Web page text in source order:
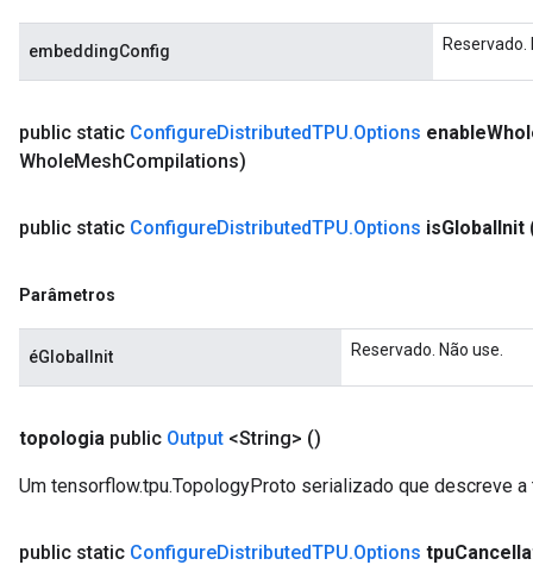
embeddingConfig Reservado.
public static ConfigureDistributedTPU.Options enable
WholeMeshCompilations)
public static ConfigureDistributedTPU.Options isGlobalInit
Parâmetros
éGlobalInit Reservado. Não use.
topologia public Output <String> ()
Um tensorflow.tpu.TopologyProto serializado que descreve a
public static ConfigureDistributedTPU.Options tpu